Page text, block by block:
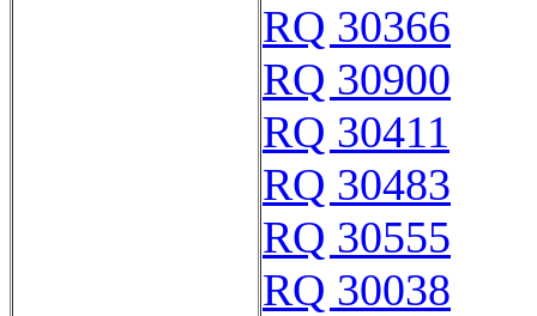
RQ 30366
RQ 30900
RQ 30411
RQ 30483
RQ 30555
RQ 30038